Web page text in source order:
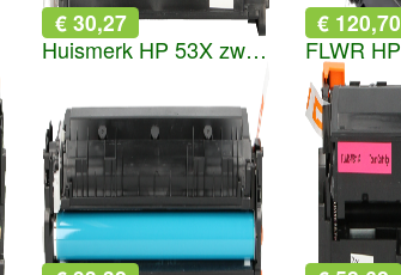
€ 30,27
Huismerk HP 53X zwart
€ 120,70